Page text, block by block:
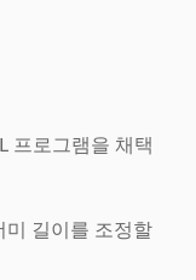
프로그램을 채택
미 길이를 조정할